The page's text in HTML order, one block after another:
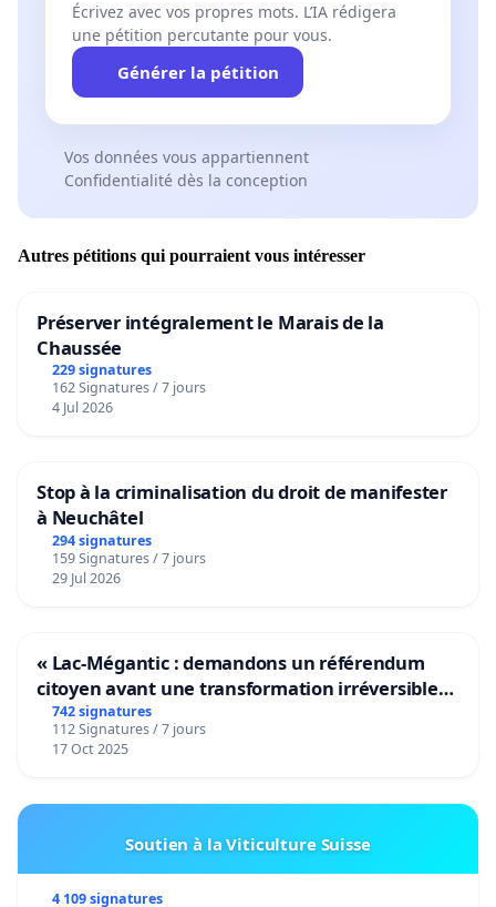
Écrivez avec vos propres mots. L’IA rédigera
une pétition percutante pour vous.
Générer la pétition
Vos données vous appartiennent
Confidentialité dès la conception
Autres pétitions qui pourraient vous intéresser
Préserver intégralement le Marais de la
Chaussée
229 signatures
162 Signatures / 7 jours
4 Jul 2026
Stop à la criminalisation du droit de manifester
à Neuchâtel
294 signatures
159 Signatures / 7 jours
29 Jul 2026
« Lac-Mégantic : demandons un référendum
citoyen avant une transformation irréversible
de notre territoire »
742 signatures
112 Signatures / 7 jours
17 Oct 2025
Soutien à la Viticulture Suisse
4 109 signatures